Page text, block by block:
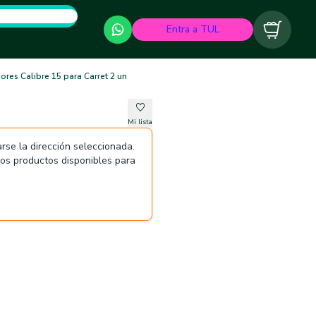
Entra a TUL Carrito
Calibre 15 para Carret 2 un
Mi lista
la dirección seleccionada.
productos disponibles para